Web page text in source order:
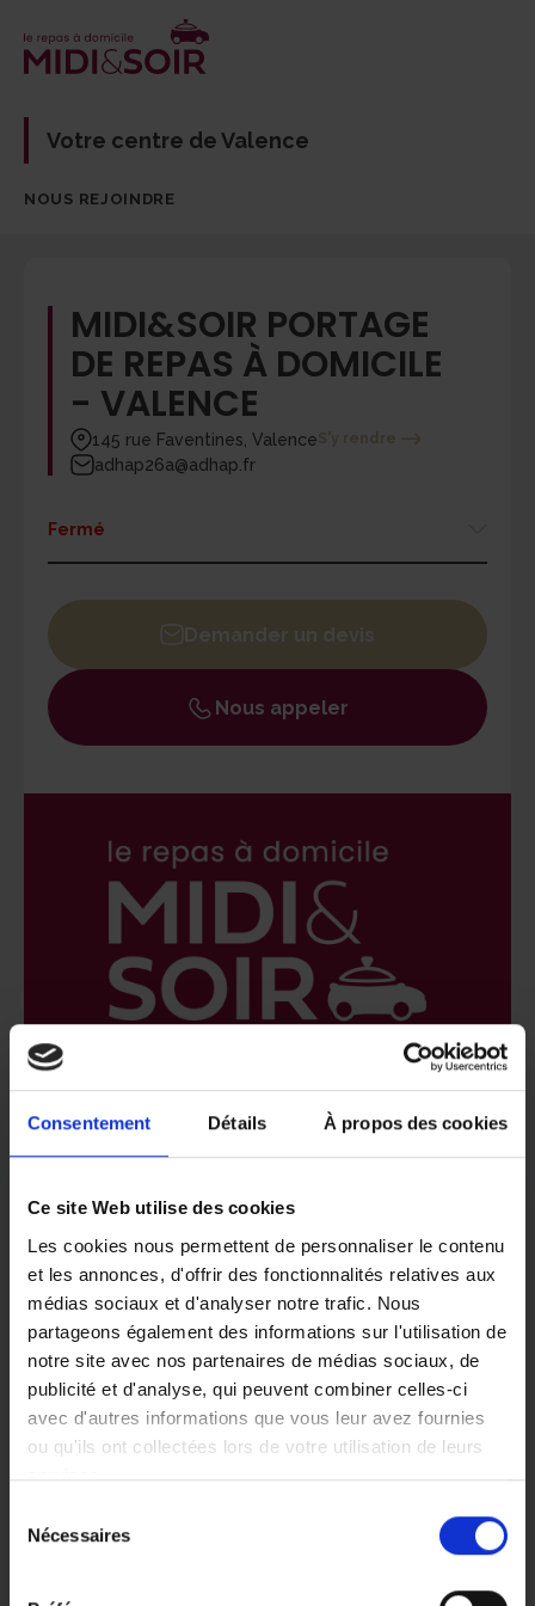
Consentement Détails À propos des cookies
Ce site Web utilise des cookies
Les cookies nous permettent de personnaliser le contenu
et les annonces, d'offrir des fonctionnalités relatives aux
médias sociaux et d'analyser notre trafic. Nous
partageons également des informations sur l'utilisation de
notre site avec nos partenaires de médias sociaux, de
publicité et d'analyse, qui peuvent combiner celles-ci
avec d'autres informations que vous leur avez fournies
ou qu'ils ont collectées lors de votre utilisation de leurs
services.
Vous pouvez librement donner, refuser ou retirer votre
consentement en sélectionnant les finalités ci-dessous.
Nécessaires
Votre centre de Valence
NOUS REJOINDRE
MIDI&SOIR PORTAGE
DE REPAS À DOMICILE
- VALENCE
145 rue Faventines, ValenceS'y rendre
adhap26a@adhap.fr
Fermé
Mardi
09h30 - 12h30 / 14h - 18h30
Mercredi
09h30 - 12h30 / 14h - 18h30
Jeudi
09h30 - 12h30 / 14h - 18h30
Vendredi
09h30 - 12h30 / 14h - 18h30
Samedi
Fermé
Demander un devis
Nous appeler
Votre agence ADHAP
Mme Perrottet, responsable du centre ADHAP
de Valence et son équipe sont à votre
disposition pour vous proposer le service de
portage de repas MIDI&SOIR personnalisé,
adapté à vos besoins ou à ceux de vos proches.
Avec plus de 25 ans d’expérience et bientôt 10
ans dans le portage de repas MIDI&SOIR
propose un accompagnement complet aux
perte d’autonomie ou en convalescence.
Nos menus, élaborés par des diététiciens et des